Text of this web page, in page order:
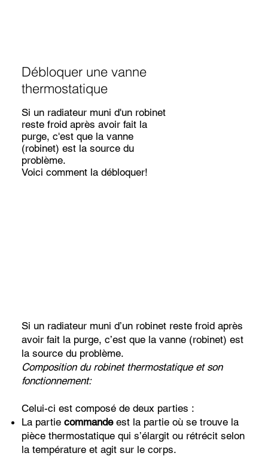
Débloquer une vanne
thermostatique
Si un radiateur muni d'un robinet
reste froid après avoir fait la
purge, c'est que la vanne
(robinet) est la source du
problème.
Voici comment la débloquer!
Si un radiateur muni d’un robinet reste froid après
avoir fait la purge, c’est que la vanne (robinet) est
la source du problème.
Composition du robinet thermostatique et son
fonctionnement:
Celui-ci est composé de deux parties :
La partie commande est la partie où se trouve la
pièce thermostatique qui s’élargit ou rétrécit selon
la température et agit sur le corps.